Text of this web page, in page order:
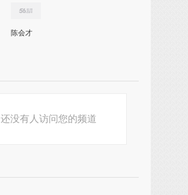
陈会才
还没有人访问您的频道